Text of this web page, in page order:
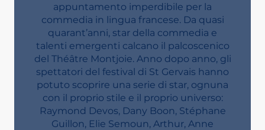
appuntamento imperdibile per la
commedia in lingua francese. Da quasi
quarant’anni, star della commedia e
talenti emergenti calcano il palcoscenico
del Théâtre Montjoie. Anno dopo anno, gli
spettatori del festival di St Gervais hanno
potuto scoprire una serie di star, ognuna
con il proprio stile e il proprio universo:
Raymond Devos, Dany Boon, Stéphane
Guillon, Elie Semoun, Arthur, Anne